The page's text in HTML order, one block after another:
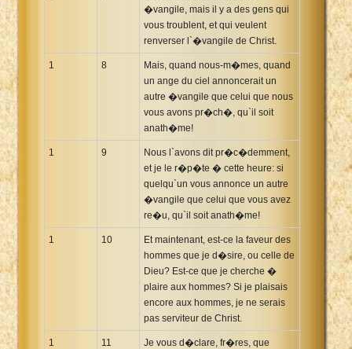
�vangile, mais il y a des gens qui
vous troublent, et qui veulent
renverser l`�vangile de Christ.
1 8
Mais, quand nous-m�mes, quand
un ange du ciel annoncerait un
autre �vangile que celui que nous
vous avons pr�ch�, qu`il soit
anath�me!
1 9
Nous l`avons dit pr�c�demment,
et je le r�p�te � cette heure: si
quelqu`un vous annonce un autre
�vangile que celui que vous avez
re�u, qu`il soit anath�me!
1 10
Et maintenant, est-ce la faveur des
hommes que je d�sire, ou celle de
Dieu? Est-ce que je cherche �
plaire aux hommes? Si je plaisais
encore aux hommes, je ne serais
pas serviteur de Christ.
1 11
Je vous d�clare, fr�res, que